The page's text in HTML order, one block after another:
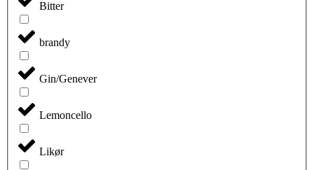
Bitter
brandy
Gin/Genever
Lemoncello
Likør